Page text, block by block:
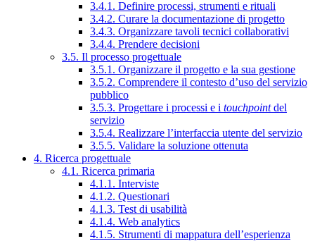
3.4.1. Definire processi, strumenti e rituali
3.4.2. Curare la documentazione di progetto
3.4.3. Organizzare tavoli tecnici collaborativi
3.4.4. Prendere decisioni
3.5. Il processo progettuale
3.5.1. Organizzare il progetto e la sua gestione
3.5.2. Comprendere il contesto d’uso del servizio
pubblico
3.5.3. Progettare i processi e i touchpointdel
servizio
3.5.4. Realizzare l’interfaccia utente del servizio
3.5.5. Validare la soluzione ottenuta
4. Ricerca progettuale
4.1. Ricerca primaria
4.1.1. Interviste
4.1.2. Questionari
4.1.3. Test di usabilità
4.1.4. Web analytics
4.1.5. Strumenti di mappatura dell’esperienza